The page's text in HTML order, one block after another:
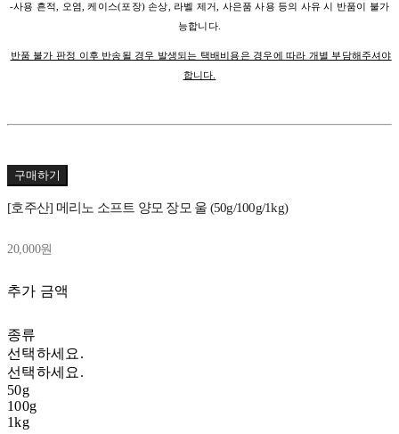
-사용 흔적, 오염, 케이스(포장) 손상, 라벨 제거, 사은품 사용 등의 사유 시 반품이 불가
능합니다.
반품 불가 판정 이후 반송될 경우 발생되는 택배비용은 경우에 따라 개별 부담해주셔야
합니다.
구매하기
[호주산] 메리노 소프트 양모 장모 울 (50g/100g/1kg)
20,000원
추가 금액
종류
선택하세요.
선택하세요.
50g
100g
1kg